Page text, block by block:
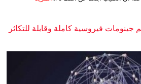
جينومات فيروسية كاملة وقابلة للتكاثر